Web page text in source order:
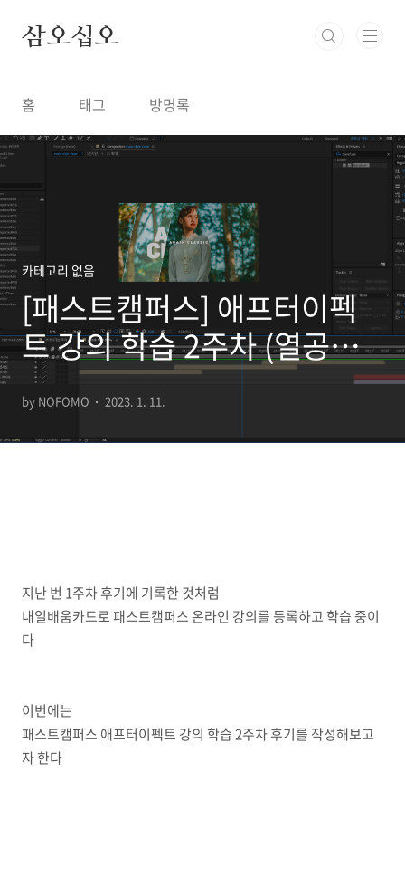
삼오십오
홈 태그 방명록
카테고리 없음
[패스트캠퍼스] 애프터이펙
트 강의 학습 2주차 (열공챌
린지)
by NOFOMO 2023. 1. 11.
지난 번 1주차 후기에 기록한 것처럼
내일배움카드로 패스트캠퍼스 온라인 강의를 등록하고 학습 중이
다
이번에는
패스트캠퍼스 애프터이펙트 강의 학습 2주차 후기를 작성해보고
자 한다